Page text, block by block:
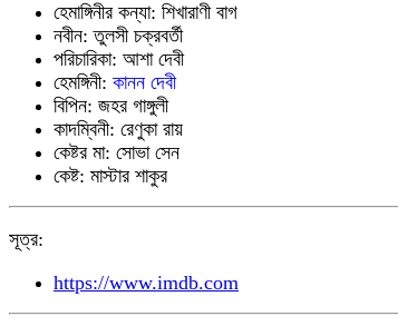
হেমাঙ্গিনীর কন্যা: শিখারাণী বাগ
নবীন: তুলসী চক্রবর্তী
পরিচারিকা: আশা দেবী
হেমঙ্গিনী: কানন দেবী
বিপিন: জহর গাঙ্গুলী
কাদম্বিনী: রেণুকা রায়
কেষ্টর মা: সোভা সেন
কেষ্ট: মাস্টার শাকুর
সূত্র:
https://www.imdb.com